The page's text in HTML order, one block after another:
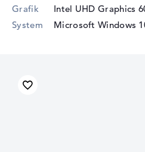
Grafik
Intel UHD Graphics
System
Microsoft Windows